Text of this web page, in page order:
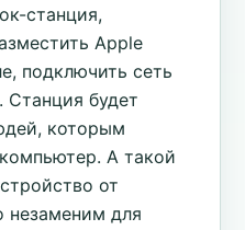
станция,
Apple
подключить сеть
будет
которым
А такой
от
незаменим для